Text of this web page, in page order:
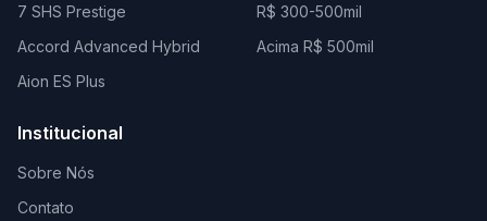
7 SHS Prestige
Accord Advanced Hybrid
Aion ES Plus
R$ 300-500mil
Acima R$ 500mil
Institucional
Sobre Nós
Contato